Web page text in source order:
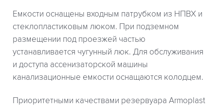
Емкости оснащены входным патрубком из НПВХ и
стеклопластиковым люком. При подземном
размещении под проезжей частью
устанавливается чугунный люк. Для обслуживания
и доступа ассенизаторской машины
канализационные емкости оснащаются колодцем.
Приоритетными качествами резервуара Armoplast